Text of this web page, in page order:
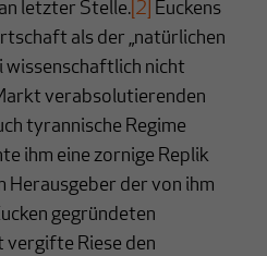
letzter Stelle. [2] Euckens
als der „natürlichen
wissenschaftlich nicht
verabsolutierenden
tyrannische Regime
ihm eine zornige Replik
Herausgeber der von ihm
gegründeten
vergifte Riese den